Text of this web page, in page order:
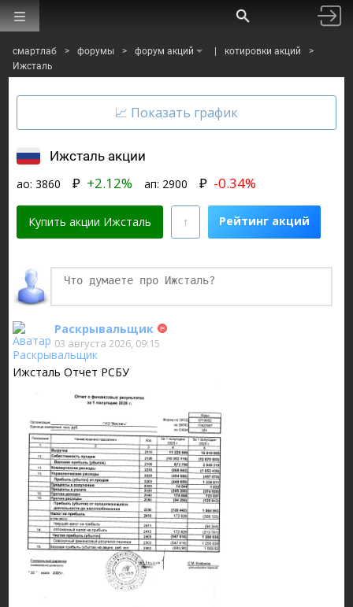
смартлаб > форумы > форум акций котировки акций
>
Ижсталь
Ижсталь акции
ао:3860 ₽ +2.12% ап: 2900 ₽ -0.34%
Купить акции Ижсталь
Финаме
Рейтинг акций
Раскрывальщик
03 августа 2026, 09:15
Ижсталь Отчет РСБУ